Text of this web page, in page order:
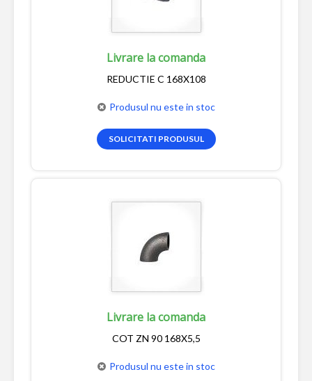
Livrare la comanda
REDUCTIE C 168X108
Produsul nu este in stoc
SOLICITATI PRODUSUL
Livrare la comanda
COT ZN 90 168X5,5
Produsul nu este in stoc